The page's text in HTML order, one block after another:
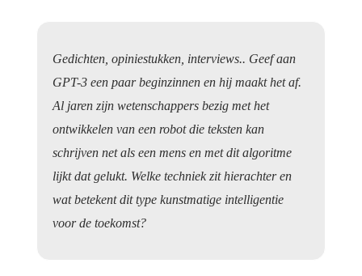
Gedichten, opiniestukken, interviews.. Geef aan
GPT-3 een paar beginzinnen en hij maakt het af.
Al jaren zijn wetenschappers bezig met het
ontwikkelen van een robot die teksten kan
schrijven net als een mens en met dit algoritme
lijkt dat gelukt. Welke techniek zit hierachter en
wat betekent dit type kunstmatige intelligentie
voor de toekomst?